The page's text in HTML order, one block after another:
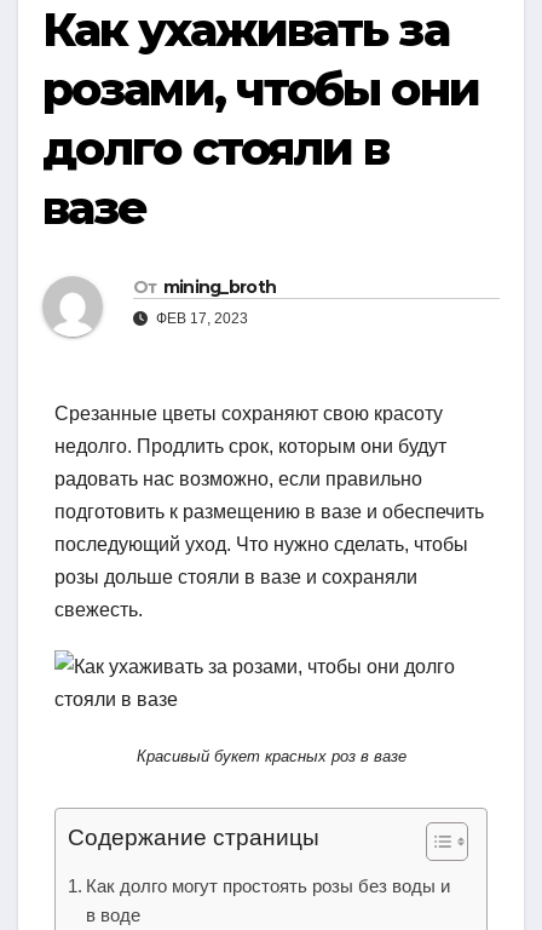
Как ухаживать за
розами, чтобы они
долго стояли в
вазе
От mining_broth
ФЕВ 17, 2023
Срезанные цветы сохраняют свою красоту
недолго. Продлить срок, которым они будут
радовать нас возможно, если правильно
подготовить к размещению в вазе и обеспечить
последующий уход. Что нужно сделать, чтобы
розы дольше стояли в вазе и сохраняли
свежесть.
Красивый букет красных роз в вазе
Содержание страницы
Как долго могут простоять розы без воды и
в воде